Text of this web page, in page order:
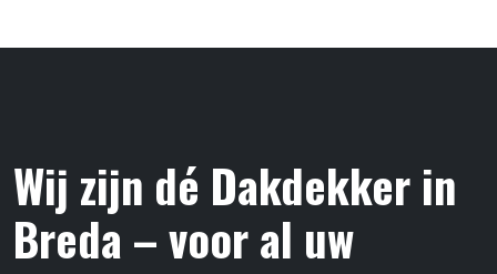
Wij zijn dé Dakdekker in
Breda – voor al uw